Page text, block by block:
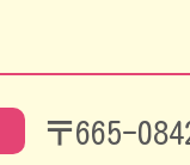
〒665-